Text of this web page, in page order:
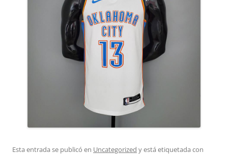
Esta entrada se publicó en Uncategorized y está etiquetada con